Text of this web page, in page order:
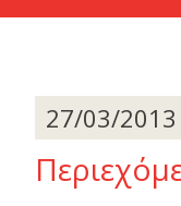
27/03/2013